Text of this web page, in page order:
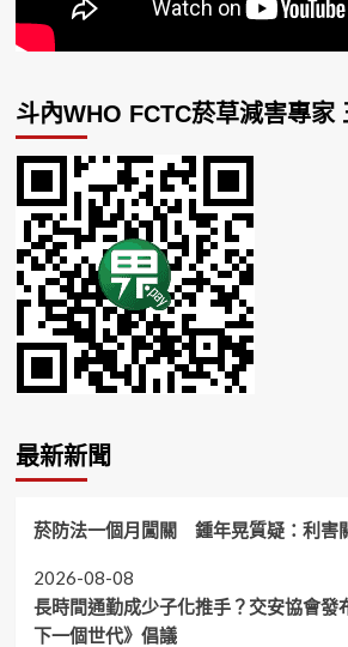
斗內WHO FCTC菸草減害專家
最新新聞
菸防法一個月闖關 鍾年晃質疑：利害
2026-08-08
長時間通勤成少子化推手？交安協會發
下一個世代》倡議